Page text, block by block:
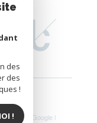
by Google |
des
des
!
!